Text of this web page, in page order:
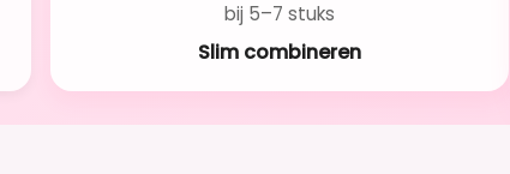
bij 5–7 stuks
Slim combineren